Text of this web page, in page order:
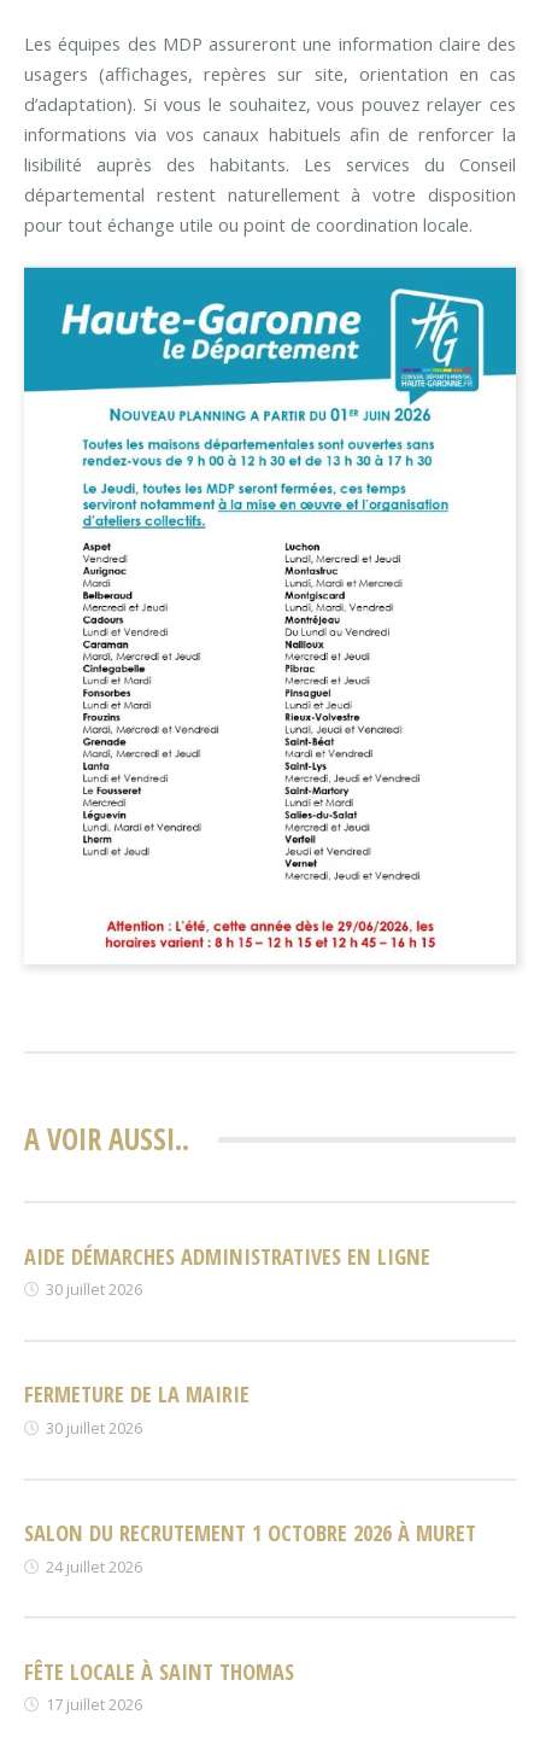
Les équipes des MDP assureront une information claire des
usagers (affichages, repères sur site, orientation en cas
d’adaptation). Si vous le souhaitez, vous pouvez relayer ces
informations via vos canaux habituels afin de renforcer la
lisibilité auprès des habitants. Les services du Conseil
départemental restent naturellement à votre disposition
pour tout échange utile ou point de coordination locale.
A VOIR AUSSI..
AIDE DÉMARCHES ADMINISTRATIVES EN LIGNE
30 juillet 2026
FERMETURE DE LA MAIRIE
30 juillet 2026
SALON DU RECRUTEMENT 1 OCTOBRE 2026 À MURET
24 juillet 2026
FÊTE LOCALE À SAINT THOMAS
17 juillet 2026